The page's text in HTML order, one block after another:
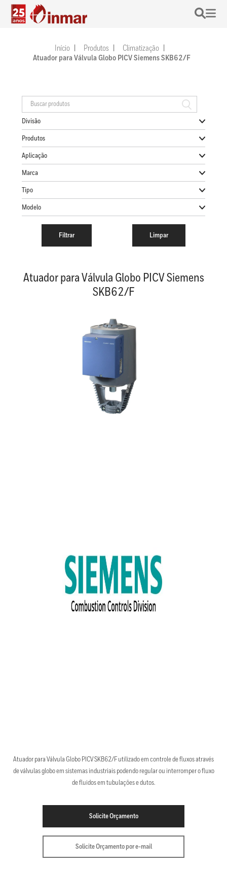
Início Produtos
Climatização
Atuador para Válvula Globo PICV Siemens SKB62/F
Divisão
Produtos
Aplicação
Marca
Tipo
Modelo
Atuador para Válvula Globo PICV Siemens
SKB62/F
Atuador para Válvula Globo PICV SKB62/F utilizado em controle de fluxos através
de válvulas globo em sistemas industriais podendo regular ou interromper o fluxo
de fluidos em tubulações e dutos.
Solicite Orçamento
Solicite Orçamento por e-mail